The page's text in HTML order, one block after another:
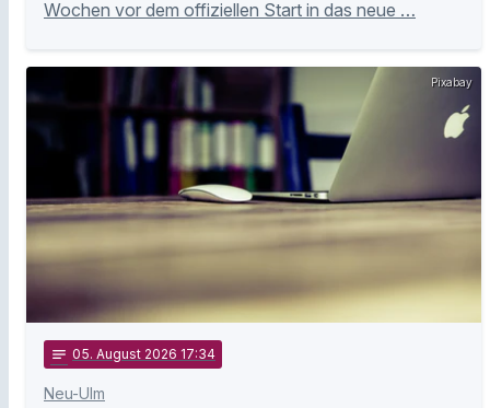
Wochen vor dem offiziellen Start in das neue …
Pixabay
notes 05. August 2026 17:34
Neu-Ulm